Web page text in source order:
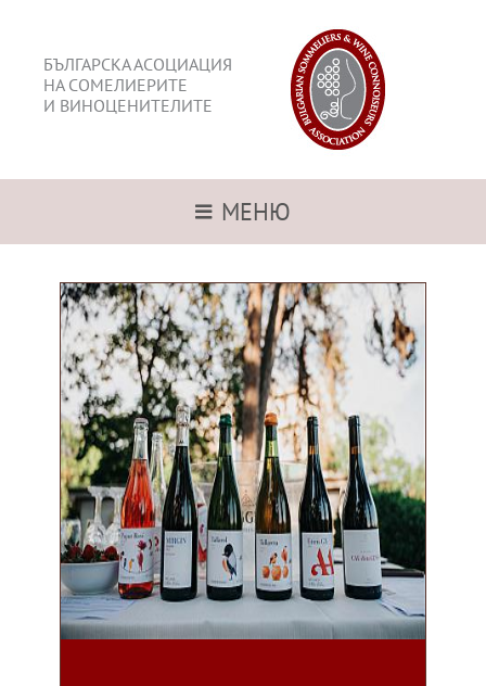
БЪЛГАРСКА АСОЦИАЦИЯ
НА СОМЕЛИЕРИТЕ
И ВИНОЦЕНИТЕЛИТЕ
МЕНЮ